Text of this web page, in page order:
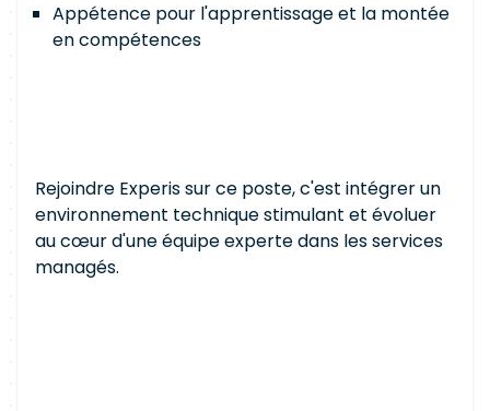
Appétence pour l'apprentissage et la montée
en compétences
Rejoindre Experis sur ce poste, c'est intégrer un
environnement technique stimulant et évoluer
au cœur d'une équipe experte dans les services
managés.